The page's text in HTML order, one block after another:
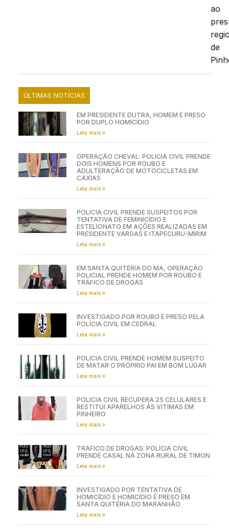
ao
de
ÚLTIMAS NOTÍCIAS
EM PRESIDENTE DUTRA, HOMEM É PRESO
POR DUPLO HOMICÍDIO
Leia mais »
OPERAÇÃO CHEVAL: POLÍCIA CIVIL PRENDE
DOIS HOMENS POR ROUBO E
ADULTERAÇÃO DE MOTOCICLETAS EM
CAXIAS
Leia mais »
POLÍCIA CIVIL PRENDE SUSPEITOS POR
TENTATIVA DE FEMINICÍDIO E
ESTELIONATO EM AÇÕES REALIZADAS EM
PRESIDENTE VARGAS E ITAPECURU-MIRIM
Leia mais »
EM SANTA QUITÉRIA DO MA, OPERAÇÃO
POLICIAL PRENDE HOMEM POR ROUBO E
TRÁFICO DE DROGAS
Leia mais »
INVESTIGADO POR ROUBO É PRESO PELA
POLÍCIA CIVIL EM CEDRAL
Leia mais »
POLÍCIA CIVIL PRENDE HOMEM SUSPEITO
DE MATAR O PRÓPRIO PAI EM BOM LUGAR
Leia mais »
POLÍCIA CIVIL RECUPERA 25 CELULARES E
RESTITUI APARELHOS ÀS VÍTIMAS EM
PINHEIRO
Leia mais »
TRÁFICO DE DROGAS: POLÍCIA CIVIL
PRENDE CASAL NA ZONA RURAL DE TIMON
Leia mais »
INVESTIGADO POR TENTATIVA DE
HOMICÍDIO E HOMICÍDIO É PRESO EM
SANTA QUITÉRIA DO MARANHÃO
Leia mais »